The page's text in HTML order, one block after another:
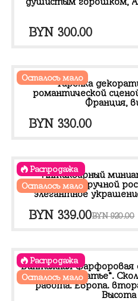
BYN 300.00
Осталось мало
Тарелка
романтической
Франция,
BYN 330.00
Распродажа
Осталось мало
Антикварный
фарфора с ручной
элегантное
BYN920.00
Первоначальная
составляла
BYN 920.00.
BYN 339.00Текущая
Распродажа
Осталось мало
Винтажная фарфоровая
розовом платье”.
работа. Европа.
Высота